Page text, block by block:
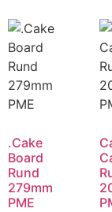
.Cake
Board
Rund
279mm
PME